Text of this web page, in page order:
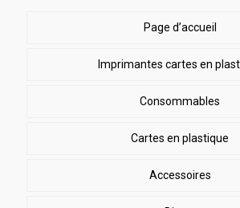
Page d’accueil
Imprimantes cartes en
Consommables
Cartes en plastique
Accessoires